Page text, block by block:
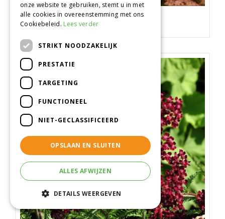
Gewoon duizendblad
Achillea millefolium 'Altrosa'
onze website te gebruiken, stemt u in met
alle cookies in overeenstemming met ons
Cookiebeleid. Lees verder
STRIKT NOODZAKELIJK
PRESTATIE
TARGETING
FUNCTIONEEL
NIET-GECLASSIFICEERD
OPSLAAN EN SLUITEN
ALLES AFWIJZEN
DETAILS WEERGEVEN